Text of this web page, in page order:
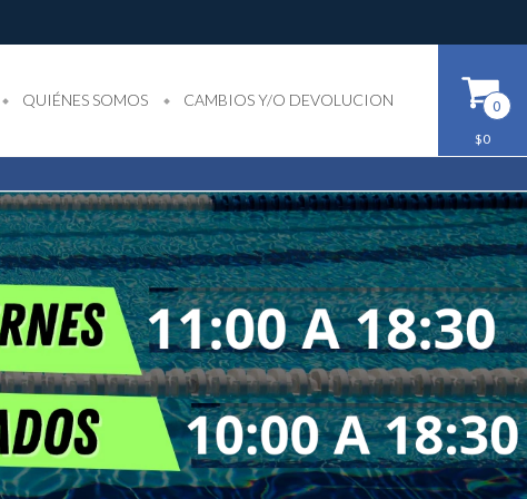
QUIÉNES SOMOS CAMBIOS Y/O DEVOLUCION 0
$0